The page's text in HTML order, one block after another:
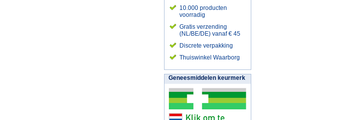
10.000 producten
voorradig
Gratis verzending
(NL/BE/DE) vanaf € 45
Discrete verpakking
Thuiswinkel Waarborg
Geneesmiddelen keurmerk